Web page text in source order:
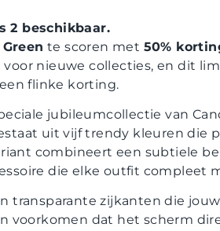
2 beschikbaar.
te scoren met 50%
nieuwe collecties, en dit
flinke korting.
jubileumcollectie van
uit vijf trendy kleuren die
combineert een subtiele
die elke outfit compleet
transparante zijkanten die
voorkomen dat het scherm